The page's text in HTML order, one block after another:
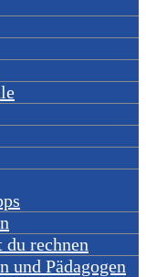
rechnen
und Pädagogen